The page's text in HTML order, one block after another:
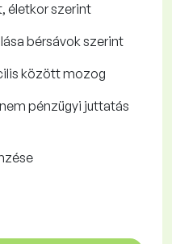
életkor szerint
​​bérsávok szerint
között mozog
pénzügyi juttatás